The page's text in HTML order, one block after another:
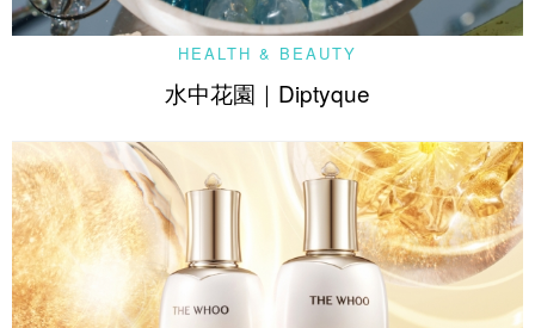
HEALTH & BEAUTY
水中花園｜Diptyque